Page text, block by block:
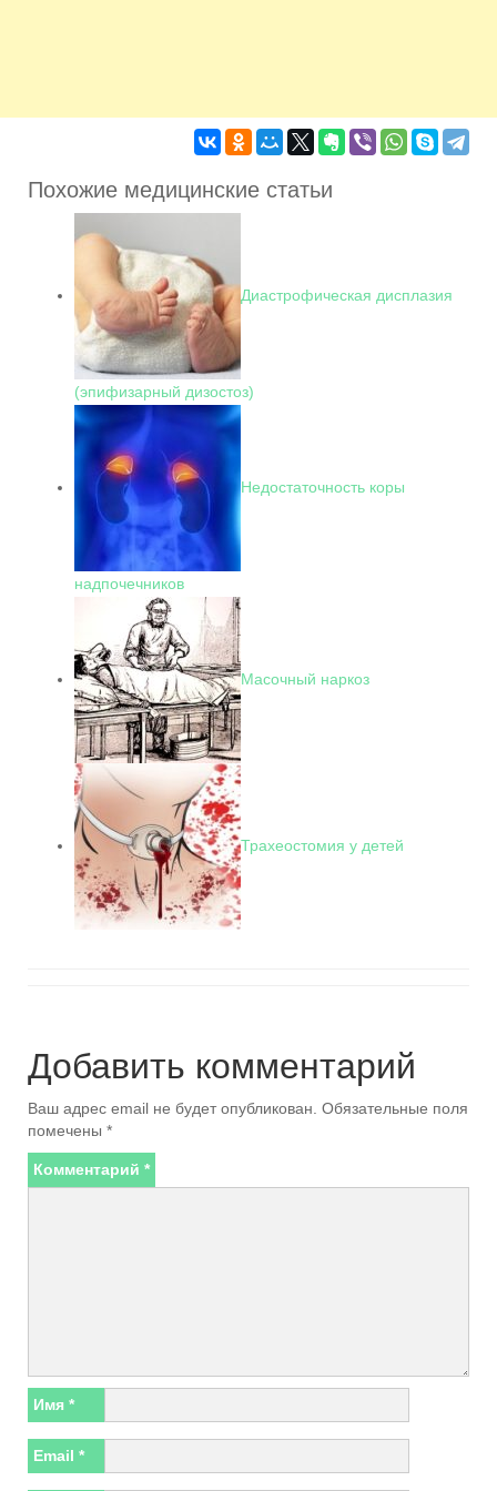
Похожие медицинские статьи
Диастрофическая дисплазия
(эпифизарный дизостоз)
Недостаточность коры
надпочечников
Масочный наркоз
Трахеостомия у детей
Добавить комментарий
Ваш адрес email не будет опубликован. Обязательные поля
помечены *
Комментарий *
Имя *
Email *